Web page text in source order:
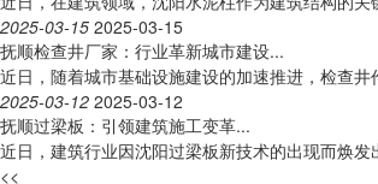
2025-03-15 2025-03-15
抚顺检查井厂家：行业革新城市建设​...
近日，随着城市基础设施建设的加速推进，检查井
2025-03-12 2025-03-12
抚顺过梁板：引领建筑施工变革​...
近日，建筑行业因沈阳过梁板新技术的出现而焕发
<<